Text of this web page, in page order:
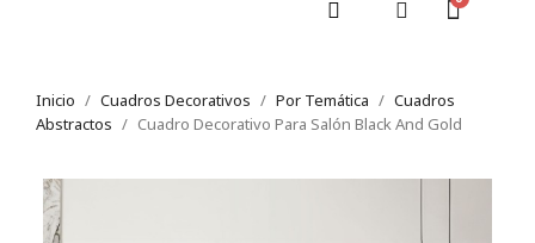
Inicio Cuadros Decorativos Por Temática
Cuadros
Abstractos
Cuadro Decorativo Para Salón Black And Gold